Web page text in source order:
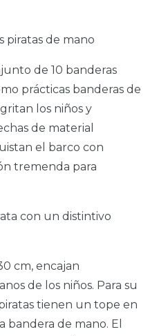
piratas de mano
de 10 banderas
prácticas banderas de
los niños y
de material
el barco con
tremenda para
con un distintivo
cm, encajan
de los niños. Para su
tienen un tope en
de mano. El